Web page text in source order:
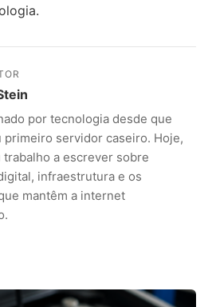
por tecnologia desde que
primeiro servidor caseiro. Hoje,
a escrever sobre
infraestrutura e os
mantêm a internet